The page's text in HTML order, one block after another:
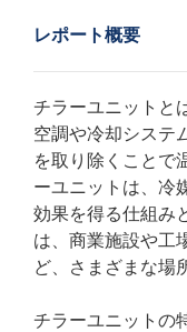
レポート概要
チラーユニットと
空調や冷却システ
を取り除くことで
ーユニットは、冷
効果を得る仕組み
は、商業施設や工
ど、さまざまな場
チラーユニットの